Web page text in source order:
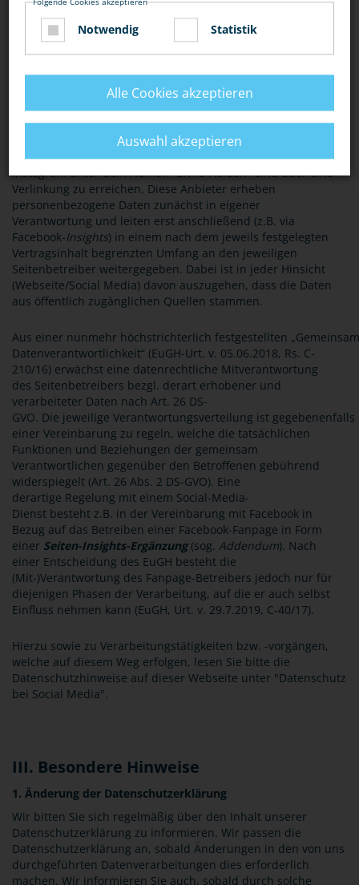
Die erhobenen und verarbeiteten Daten beruhen einerseits
auf der Konnektierung des Nutzers mit der Webseite
www.polizei-beratung.deund einer Verknüpfung mit der
Social-Media-Plattform YouTube. Die Profile des ProPK auf
den Social Media- Plattformen Facebook, Twitter und
Instagram unter dem Namen "Zivile Helden" sind über eine
Verlinkung zu erreichen. Diese Anbieter erheben
personenbezogene Daten zunächst in eigener
Verantwortung und leiten erst anschließend (z.B. via
Facebook-Insights) in einem nach dem jeweils festgelegten
Vertragsinhalt begrenzten Umfang an den jeweiligen
Seitenbetreiber weitergegeben. Dabei ist in jeder Hinsicht
(Webseite/Social Media) davon auszugehen, dass die Daten
aus öffentlich zugänglichen Quellen stammen.
Aus einer nunmehr höchstrichterlich festgestellten
Datenverantwortlichkeit“ (EuGH-Urt. v. 05.06.2018, Rs. C-
210/16) erwächst eine datenrechtliche Mitverantwortung
des Seitenbetreibers bezgl. derart erhobener und
verarbeiteter Daten nach Art. 26 DS-
GVO. Die jeweilige Verantwortungsverteilung ist gegebenenfalls
einer Vereinbarung zu regeln, welche die tatsächlichen
Funktionen und Beziehungen der gemeinsam
Verantwortlichen gegenüber den Betroffenen gebührend
widerspiegelt (Art. 26 Abs. 2 DS-GVO). Eine
derartige Regelung mit einem Social-Media-
Dienst besteht z.B. in der Vereinbarung mit Facebook in
Bezug auf das Betreiben einer Facebook-Fanpage in Form
einer Seiten-Insights-Ergänzung(sog. Addendum). Nach
einer Entscheidung des EuGH besteht die
(Mit-)Verantwortung des Fanpage-Betreibers jedoch nur für
diejenigen Phasen der Verarbeitung, auf die er auch selbst
Einfluss nehmen kann (EuGH, Urt. v. 29.7.2019, C-40/17).
Hierzu sowie zu Verarbeitungstätigkeiten bzw. -vorgängen,
welche auf diesem Weg erfolgen, lesen Sie bitte die
Datenschutzhinweise auf dieser Webseite unter "Datenschutz
bei Social Media".
III. Besondere Hinweise
1. Änderung der Datenschutzerklärung
Wir bitten Sie sich regelmäßig über den Inhalt unserer
Datenschutzerklärung zu informieren. Wir passen die
Datenschutzerklärung an, sobald Änderungen in den von uns
durchgeführten Datenverarbeitungen dies erforderlich
machen. Wir informieren Sie auch, sobald durch solche
Notwendig Statistik
Alle Cookies akzeptieren
Auswahl akzeptieren